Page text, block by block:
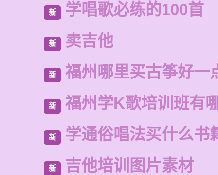
新 学唱歌必练的100首
新 卖吉他
新 福州哪里买古筝好一
新 福州学K歌培训班有
新 学通俗唱法买什么书
新 吉他培训图片素材